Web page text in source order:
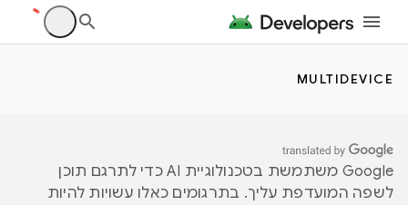
MULTIDEVICE
‫Google משתמשת בטכנולוגיית AI כדי לתרגם תוכן
לשפה המועדפת עליך. בתרגומים כאלו עשויות להיות